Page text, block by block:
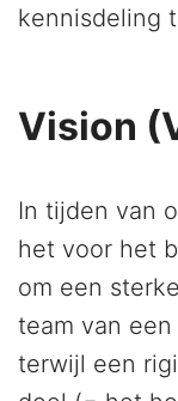
kennisdeling
Vision
In tijden van
het voor het
om een
team van
terwijl een